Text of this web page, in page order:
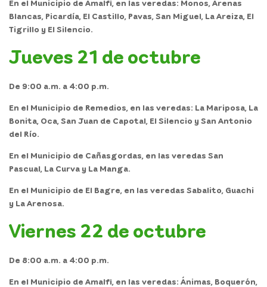
En el Municipio de Amalfi, en las veredas: Monos, Arenas
Blancas, Picardía, El Castillo, Pavas, San Miguel, La Areiza, El
Tigrillo y El Silencio.
Jueves 21 de octubre
De 9:00 a.m. a 4:00 p.m.
En el Municipio de Remedios, en las veredas: La Mariposa, La
Bonita, Oca, San Juan de Capotal, El Silencio y San Antonio
del Río.
En el Municipio de Cañasgordas, en las veredas San
Pascual, La Curva y La Manga.
En el Municipio de El Bagre, en las veredas Sabalito, Guachi
y La Arenosa.
Viernes 22 de octubre
De 8:00 a.m. a 4:00 p.m.
En el Municipio de Amalfi, en las veredas: Ánimas, Boquerón,